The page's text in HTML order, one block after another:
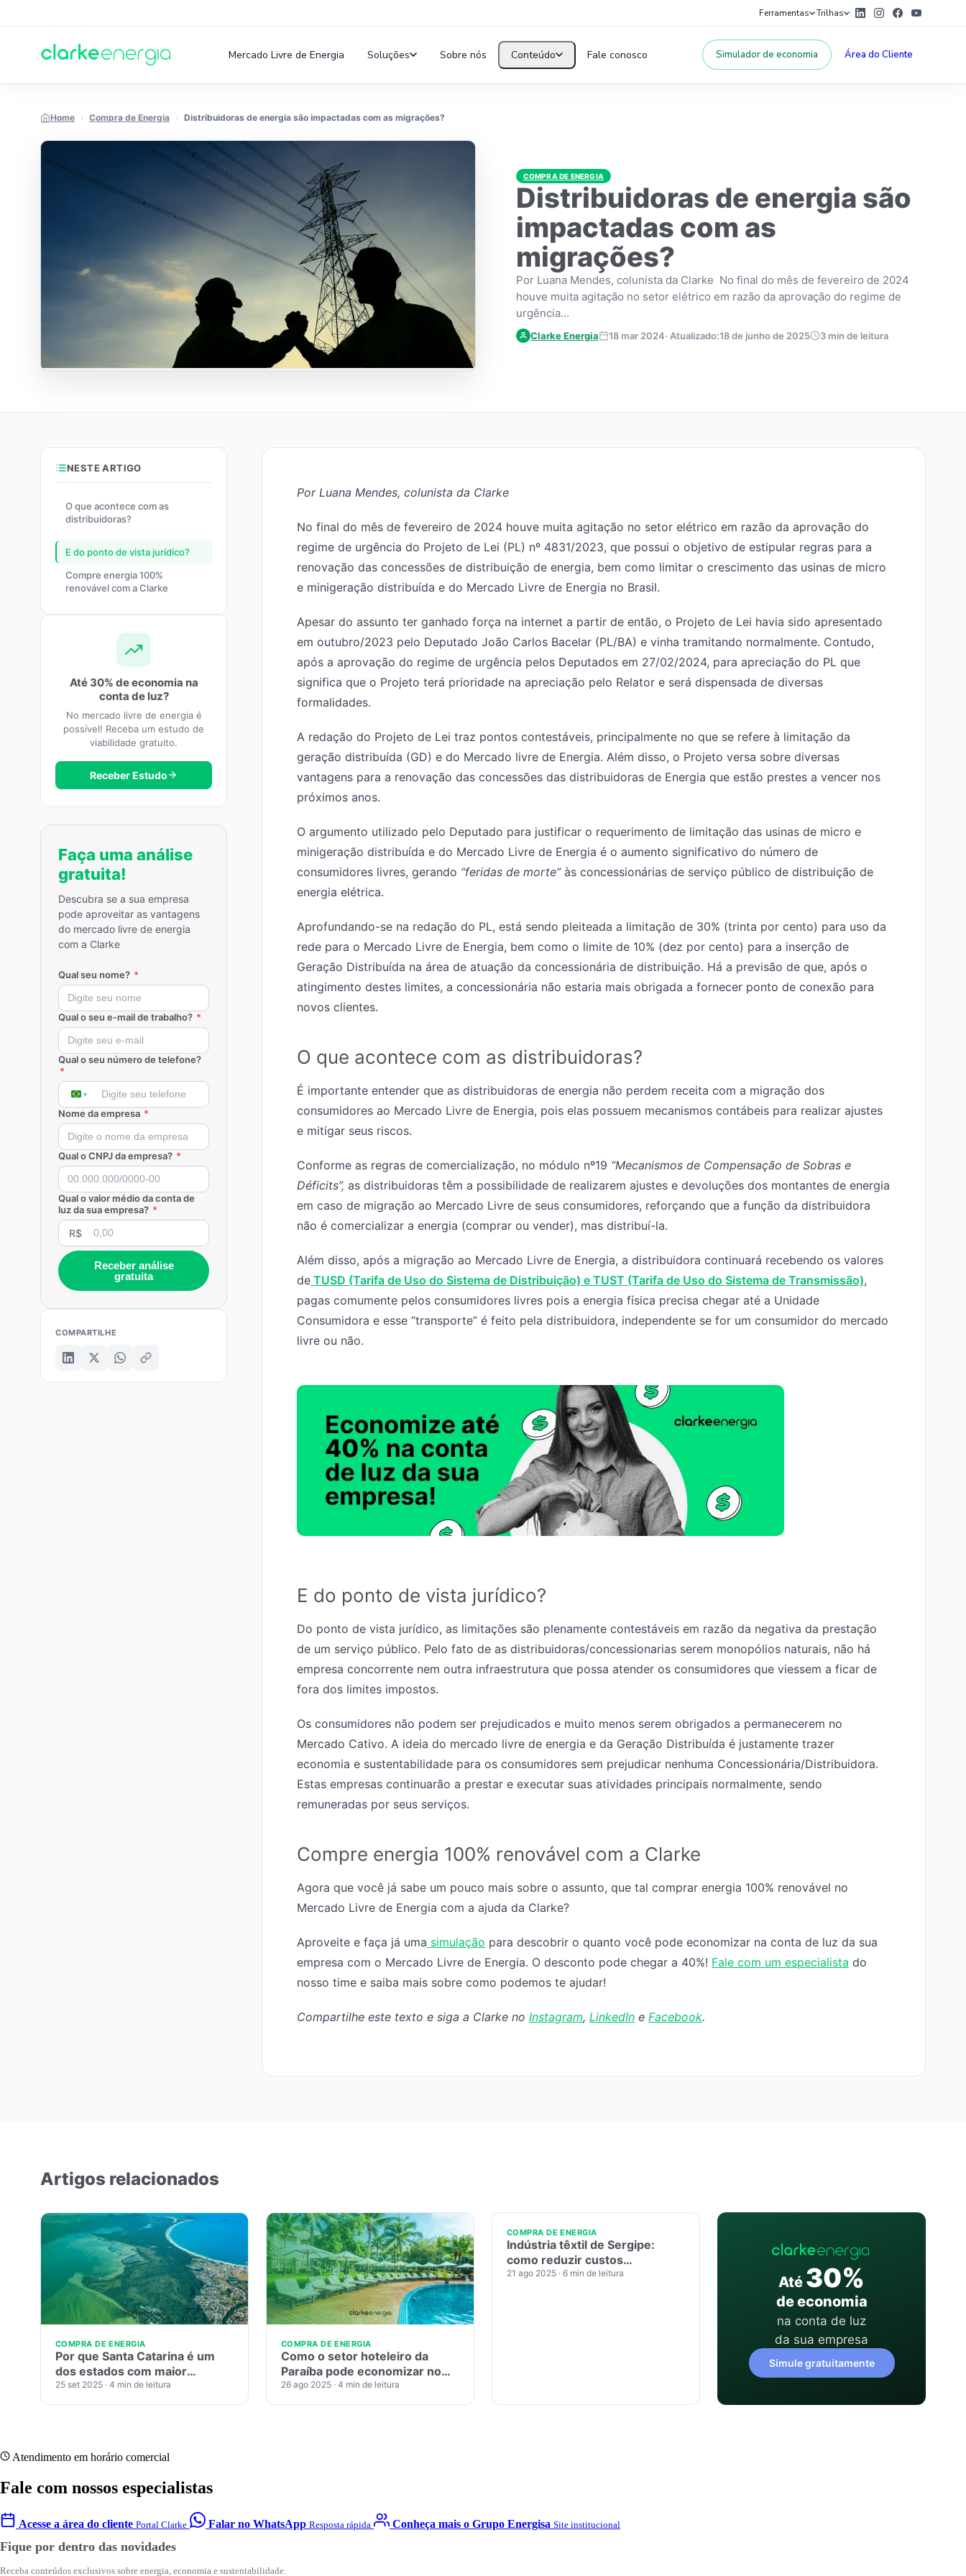
Ferramentas |Trilhas
Mercado Livre de Energia Soluções Sobre nós Conteúdo Fale conosco Simulador de economia Área do Cliente
Home › Compra de Energia › Distribuidoras de energia são impactadas com as migrações?
COMPRA DE ENERGIA
Distribuidoras de energia são
impactadas com as
migrações?
Por Luana Mendes, colunista da Clarke No final do mês de fevereiro de 2024
houve muita agitação no setor elétrico em razão da aprovação do regime de
urgência…
Clarke Energia 18 mar 2024· Atualizado:18 de junho de 2025 3 min de leitura
Por Luana Mendes, colunista da Clarke
No final do mês de fevereiro de 2024 houve muita agitação no setor elétrico em razão da aprovação do
regime de urgência do Projeto de Lei (PL) nº 4831/2023, que possui o objetivo de estipular regras para a
renovação das concessões de distribuição de energia, bem como limitar o crescimento das usinas de micro
e minigeração distribuída e do Mercado Livre de Energia no Brasil.
Apesar do assunto ter ganhado força na internet a partir de então, o Projeto de Lei havia sido apresentado
em outubro/2023 pelo Deputado João Carlos Bacelar (PL/BA) e vinha tramitando normalmente. Contudo,
após a aprovação do regime de urgência pelos Deputados em 27/02/2024, para apreciação do PL que
significa que o Projeto terá prioridade na apreciação pelo Relator e será dispensada de diversas
formalidades.
A redação do Projeto de Lei traz pontos contestáveis, principalmente no que se refere à limitação da
geração distribuída (GD) e do Mercado livre de Energia. Além disso, o Projeto versa sobre diversas
vantagens para a renovação das concessões das distribuidoras de Energia que estão prestes a vencer nos
próximos anos.
O argumento utilizado pelo Deputado para justificar o requerimento de limitação das usinas de micro e
minigeração distribuída e do Mercado Livre de Energia é o aumento significativo do número de
consumidores livres, gerando “feridas de morte”às concessionárias de serviço público de distribuição de
energia elétrica.
Aprofundando-se na redação do PL, está sendo pleiteada a limitação de 30% (trinta por cento) para uso da
rede para o Mercado Livre de Energia, bem como o limite de 10% (dez por cento) para a inserção de
Geração Distribuída na área de atuação da concessionária de distribuição. Há a previsão de que, após o
atingimento destes limites, a concessionária não estaria mais obrigada a fornecer ponto de conexão para
novos clientes.
O que acontece com as distribuidoras?
É importante entender que as distribuidoras de energia não perdem receita com a migração dos
consumidores ao Mercado Livre de Energia, pois elas possuem mecanismos contábeis para realizar ajustes
e mitigar seus riscos.
Conforme as regras de comercialização, no módulo nº19 “Mecanismos de Compensação de Sobras e
Déficits”, as distribuidoras têm a possibilidade de realizarem ajustes e devoluções dos montantes de energia
em caso de migração ao Mercado Livre de seus consumidores, reforçando que a função da distribuidora
não é comercializar a energia (comprar ou vender), mas distribuí-la.
Além disso, após a migração ao Mercado Livre de Energia, a distribuidora continuará recebendo os valores
de TUSD (Tarifa de Uso do Sistema de Distribuição) e TUST (Tarifa de Uso do Sistema de Transmissão),
pagas comumente pelos consumidores livres pois a energia física precisa chegar até a Unidade
Consumidora e esse “transporte” é feito pela distribuidora, independente se for um consumidor do mercado
livre ou não.
E do ponto de vista jurídico?
Do ponto de vista jurídico, as limitações são plenamente contestáveis em razão da negativa da prestação
de um serviço público. Pelo fato de as distribuidoras/concessionarias serem monopólios naturais, não há
empresa concorrente nem outra infraestrutura que possa atender os consumidores que viessem a ficar de
fora dos limites impostos.
Os consumidores não podem ser prejudicados e muito menos serem obrigados a permanecerem no
Mercado Cativo. A ideia do mercado livre de energia e da Geração Distribuída é justamente trazer
economia e sustentabilidade para os consumidores sem prejudicar nenhuma Concessionária/Distribuidora.
Estas empresas continuarão a prestar e executar suas atividades principais normalmente, sendo
remuneradas por seus serviços.
Compre energia 100% renovável com a Clarke
Agora que você já sabe um pouco mais sobre o assunto, que tal comprar energia 100% renovável no
Mercado Livre de Energia com a ajuda da Clarke?
Aproveite e faça já uma simulação para descobrir o quanto você pode economizar na conta de luz da sua
empresa com o Mercado Livre de Energia. O desconto pode chegar a 40%! Fale com um especialista do
nosso time e saiba mais sobre como podemos te ajudar!
Compartilhe este texto e siga a Clarke no Instagram, LinkedIn e Facebook.
NESTE ARTIGO
O que acontece com as
distribuidoras?
E do ponto de vista jurídico?
Compre energia 100%
renovável com a Clarke
Até 30% de economia na
conta de luz?
No mercado livre de energia é
possível! Receba um estudo de
viabilidade gratuito.
Receber Estudo
Faça uma análise
gratuita!
Descubra se a sua empresa
pode aproveitar as vantagens
do mercado livre de energia
com a Clarke
Qual seu nome? *
Qual o seu e-mail de trabalho? *
Qual o seu número de telefone?
*
Nome da empresa *
Qual o CNPJ da empresa? *
Qual o valor médio da conta de
luz da sua empresa? *
R$
Receber análise
gratuita
COMPARTILHE
Artigos relacionados
COMPRA DE ENERGIA
Por que Santa Catarina é um
dos estados com maior
potencial no Mercado Livre de
Energia
25 set 2025 · 4 min de leitura
COMPRA DE ENERGIA
Como o setor hoteleiro da
Paraíba pode economizar no
Mercado Livre de Energia
26 ago 2025 · 4 min de leitura
COMPRA DE ENERGIA
Indústria têxtil de Sergipe:
como reduzir custos
energéticos e ganhar
21 ago 2025 · 6 min de leitura
Até 30%
de economia
na conta de luz
da sua empresa
Simule gratuitamente
Atendimento em horário comercial
Fale com nossos especialistas
Acesse a área do cliente Portal Clarke Falar no WhatsApp Resposta rápida Conheça mais o Grupo Energisa Site institucional
Fique por dentro das novidades
Receba conteúdos exclusivos sobre energia, economia e sustentabilidade.